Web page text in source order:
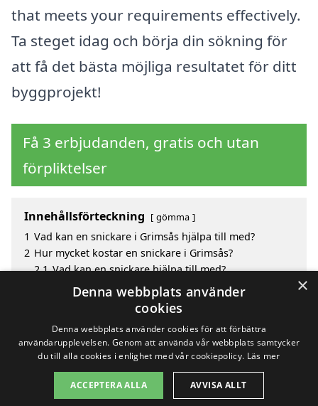
that meets your requirements effectively.
Ta steget idag och börja din sökning för
att få det bästa möjliga resultatet för ditt
byggprojekt!
Få 3 erbjudanden, gratis och utan
förpliktelser
Innehållsförteckning gömma
1 Vad kan en snickare i Grimsås hjälpa till med?
2 Hur mycket kostar en snickare i Grimsås?
2.1 Vad kan en snickare hjälpa till med?
Fördelar med att välja snickare i Grimsås
Sök efter en skicklig snickare i de omgivande
Copyright 2026 - Pilanto Aps
×
Denna webbplats använder
cookies
Denna webbplats använder cookies för att förbättra
användarupplevelsen. Genom att använda vår webbplats samtycker
du till alla cookies i enlighet med vår cookiepolicy. Läs mer
ACCEPTERA ALLA AVVISA ALLT